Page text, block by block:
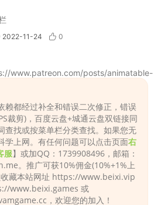
2022-11-24 0
www.patreon.com/posts/animatable-
20 0
17 0
2023-07-18 0
赖都经过补全和错误二次修正，错误
裁剪)，百度云盘+城通云盘双链接同
查找或按菜单栏分类查找。如果您无
学上网。有任何问题可以点击页面右
服】或加QQ：1739908496，邮箱：
。推广可获10%佣金(10%+1%上
收藏本站网址 https://www.beixi.vip
www.beixi.games 或
，欢迎您的加入！